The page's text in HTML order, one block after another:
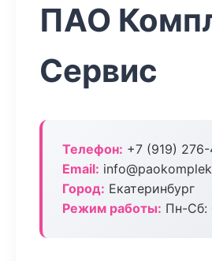
ПАО
Сервис
Телефон: +7 (919) 276-
Email:
Город: Екатеринбург
Режим работы: Пн-Сб: